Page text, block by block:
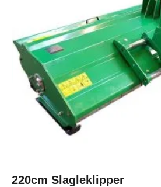
220cm Slagleklipper